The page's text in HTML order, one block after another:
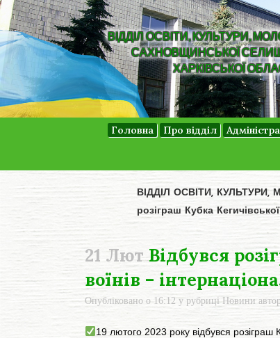
ВІДДІЛ ОСВІТИ, КУЛЬТУРИ,
САХНОВЩИНСЬКОЇ
ХАРКІВСЬКОЇ
Головна Про відділ
ВІДДІЛ ОСВІТИ,
розіграш Кубка
21 ЛютВідбувся
воїнів –
Опубліковано о 16:12 у рубриці Новини
19 лютого 2023 року відбувся розіграш